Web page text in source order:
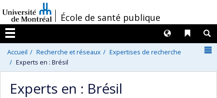
au
contenu
/École de santé publique
Menu
Liens
Langues
Accueil Recherche et réseaux
Expertises de recherche
Experts en : Brésil
Experts en : Brésil